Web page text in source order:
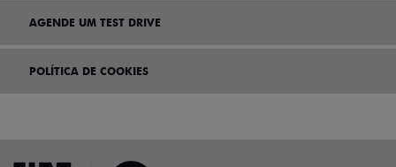
AGENDE UM TEST DRIVE
POLÍTICA DE COOKIES